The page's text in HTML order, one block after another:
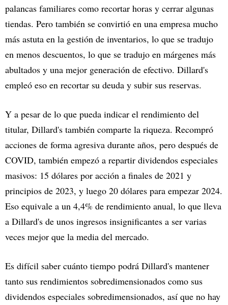
palancas familiares como recortar horas y cerrar algunas
tiendas. Pero también se convirtió en una empresa mucho
más astuta en la gestión de inventarios, lo que se tradujo
en menos descuentos, lo que se tradujo en márgenes más
abultados y una mejor generación de efectivo. Dillard's
empleó eso en recortar su deuda y subir sus reservas.
Y a pesar de lo que pueda indicar el rendimiento del
titular, Dillard's también comparte la riqueza. Recompró
acciones de forma agresiva durante años, pero después de
COVID, también empezó a repartir dividendos especiales
masivos: 15 dólares por acción a finales de 2021 y
principios de 2023, y luego 20 dólares para empezar 2024.
Eso equivale a un 4,4% de rendimiento anual, lo que lleva
a Dillard's de unos ingresos insignificantes a ser varias
veces mejor que la media del mercado.
Es difícil saber cuánto tiempo podrá Dillard's mantener
tanto sus rendimientos sobredimensionados como sus
dividendos especiales sobredimensionados, así que no hay